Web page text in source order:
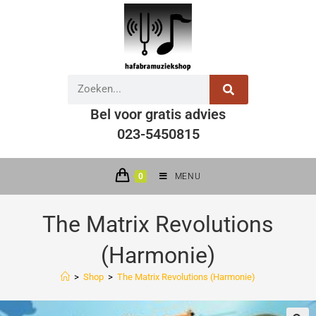
Bel voor gratis advies
023-5450815
0 MENU
The Matrix Revolutions
(Harmonie)
> Shop > The Matrix Revolutions (Harmonie)